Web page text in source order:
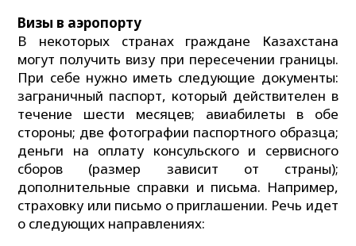
Визы в аэропорту
В некоторых странах граждане Казахстана
могут получить визу при пересечении границы.
При себе нужно иметь следующие документы:
заграничный паспорт, который действителен в
течение шести месяцев; авиабилеты в обе
стороны; две фотографии паспортного образца;
деньги на оплату консульского и сервисного
сборов (размер зависит от страны);
дополнительные справки и письма. Например,
страховку или письмо о приглашении. Речь идет
о следующих направлениях: